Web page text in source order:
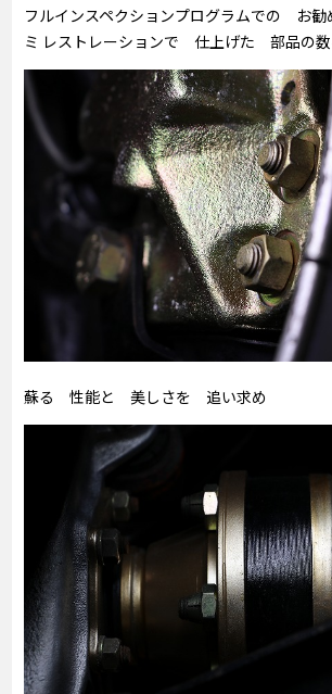
フルインスペクションプログラムでの お
ミ レストレーションで 仕上げた 部品の数
蘇る 性能と 美しさを 追い求め